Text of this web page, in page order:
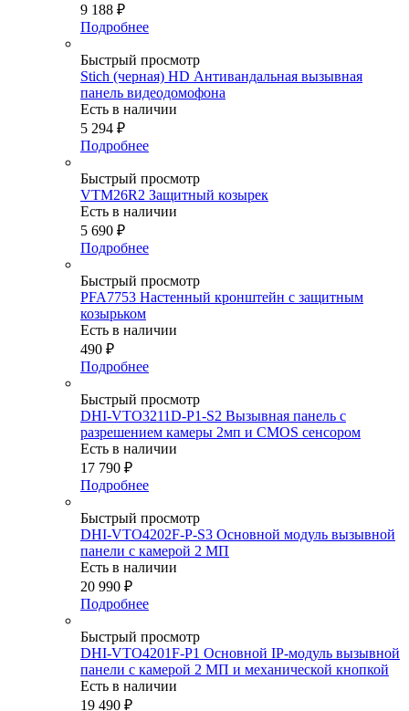
9 188 ₽
Подробнее
Быстрый просмотр
Stich (черная) HD Антивандальная вызывная
панель видеодомофона
Есть в наличии
5 294 ₽
Подробнее
Быстрый просмотр
VTM26R2 Защитный козырек
Есть в наличии
5 690 ₽
Подробнее
Быстрый просмотр
PFA7753 Настенный кронштейн с защитным
козырьком
Есть в наличии
490 ₽
Подробнее
Быстрый просмотр
DHI-VTO3211D-P1-S2 Вызывная панель с
разрешением камеры 2мп и CMOS сенсором
Есть в наличии
17 790 ₽
Подробнее
Быстрый просмотр
DHI-VTO4202F-P-S3 Основной модуль вызывной
панели с камерой 2 МП
Есть в наличии
20 990 ₽
Подробнее
Быстрый просмотр
DHI-VTO4201F-P1 Основной IP-модуль вызывной
панели с камерой 2 МП и механической кнопкой
Есть в наличии
19 490 ₽